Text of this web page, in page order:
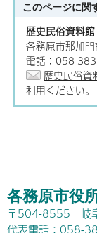
このページに関
歴史民俗資料館
各務原市那加
電話：058-
歴史民俗資
利用ください。
各務原市役
〒504-8555 岐
代表電話：058-